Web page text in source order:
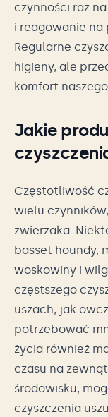
czynności raz
i reagowanie na
Regularne
higieny, ale
komfort
Jakie
Częstotliwość
wielu
zwierzaka.
basset houndy,
woskowiny i
częstszego
uszach, jak
potrzebować
życia również
czasu na
środowisku,
czyszczenia